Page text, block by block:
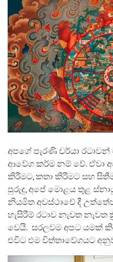
අපගේ පැරණි චර්යා
ආවේග කර්ම නම් වේ. ඒවා
කිරීමට, කතා කිරීමට සහ
පුරුදු, අපේ මොළය තුළ
නියමිත අවස්ථාවේ දී
හැසිරීම් රටාව නැවත
වෙයි. සරලවම අපට යමක්
එවිට එම චිත්තාවේගයට